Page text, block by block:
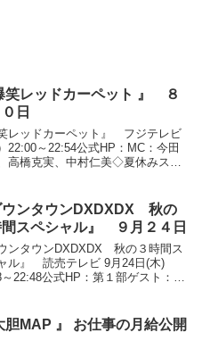
笑レッドカーペット 』 ８
日
笑レッドカーペット』 フジテレビ
22:00～22:54公式HP：MC：今田
高橋克実、中村仁美◇夏休みスペ
珠玉のネタを一挙放送。●『レッド
ット...
ウンタウンDXDXDX 秋の
間スペシャル』 ９月２４日
ウンタウンDXDXDX 秋の３時間ス
ル』 読売テレビ 9月24日(木)
～22:48公式HP：第１部ゲスト：梅
ナ、MEGUMI、ケンドーコバヤシ...
胆MAP 』 お仕事の月給公開